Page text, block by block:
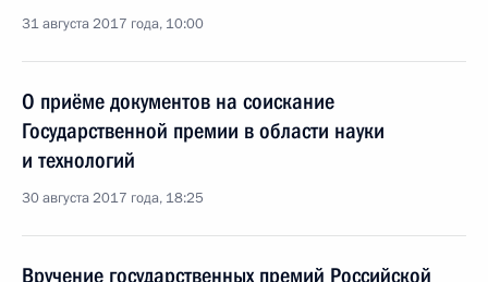
31 августа 2017 года, 10:00
О приёме документов на соискание
Государственной премии в области науки
и технологий
30 августа 2017 года, 18:25
Вручение государственных премий Российской